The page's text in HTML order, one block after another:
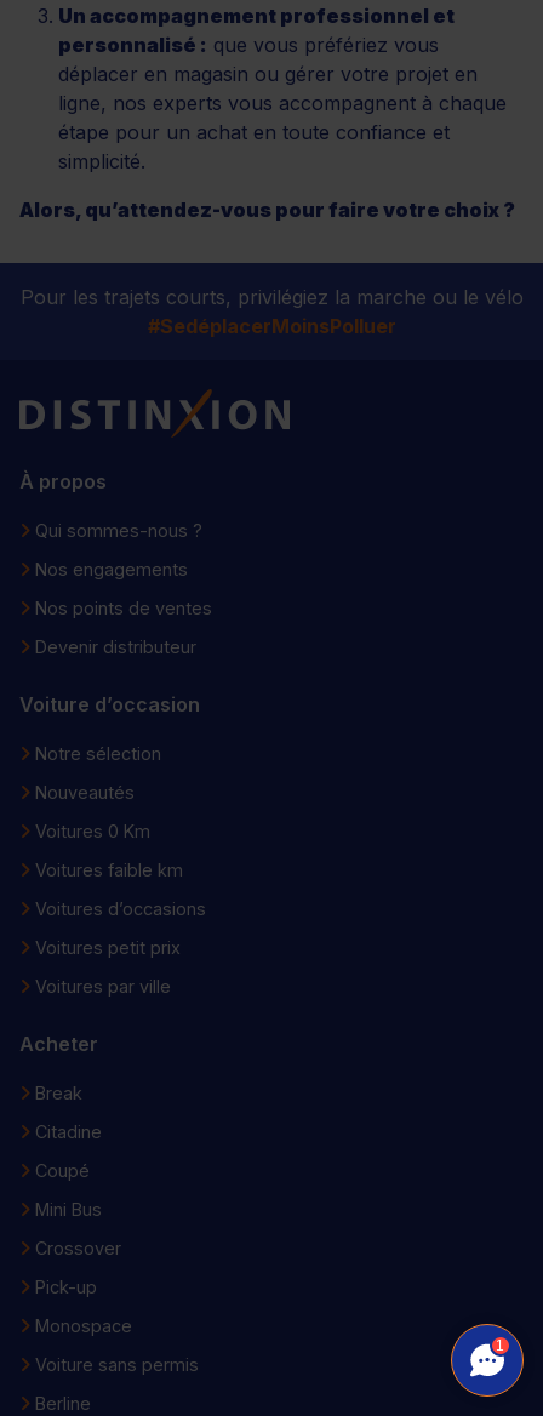
Un accompagnement professionnel et
personnalisé : que vous préfériez vous
déplacer en magasin ou gérer votre projet en
ligne, nos experts vous accompagnent à chaque
étape pour un achat en toute confiance et
simplicité.
Alors, qu’attendez-vous pour faire votre choix ?
Pour les trajets courts, privilégiez la marche ou le vélo
#SedéplacerMoinsPolluer
Distinxion
À propos
Qui sommes-nous ?
Nos engagements
Nos points de ventes
Devenir distributeur
Voiture d’occasion
Notre sélection
Nouveautés
Voitures 0 Km
Voitures faible km
Voitures d’occasions
Voitures petit prix
Voitures par ville
Acheter
Break
Citadine
Coupé
Mini Bus
Crossover
Pick-up
Monospace
Voiture sans permis
Berline
1